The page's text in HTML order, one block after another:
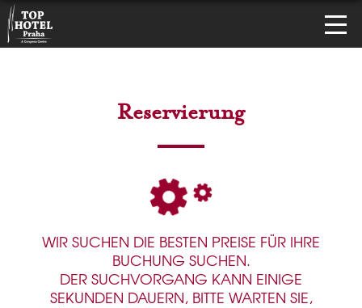
Reservierung
WIR SUCHEN DIE BESTEN PREISE FÜR IHRE
BUCHUNG SUCHEN.
DER SUCHVORGANG KANN EINIGE
SEKUNDEN DAUERN, BITTE WARTEN SIE,